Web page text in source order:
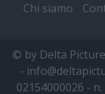
Chi siamo
© by Delta
-
02154000026 -